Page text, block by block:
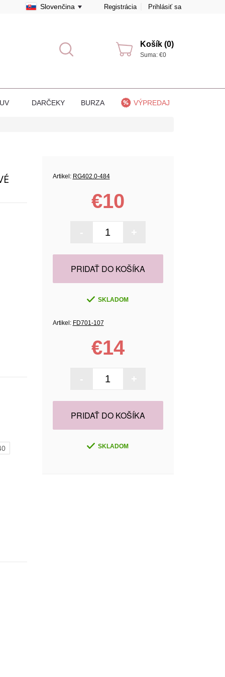
Slovenčina Registrácia Prihlásiť sa
Košík (0)
Suma: €0
DARČEKY BURZA VÝPREDAJ
Artikel: RG402.0-484
€10
PRIDAŤ DO KOŠÍKA
SKLADOM
Artikel: FD701-107
€14
PRIDAŤ DO KOŠÍKA
SKLADOM